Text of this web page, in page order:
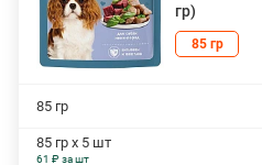
гр)
85 гр
85 гр
85 гр х 5 шт
61 ₽ за шт